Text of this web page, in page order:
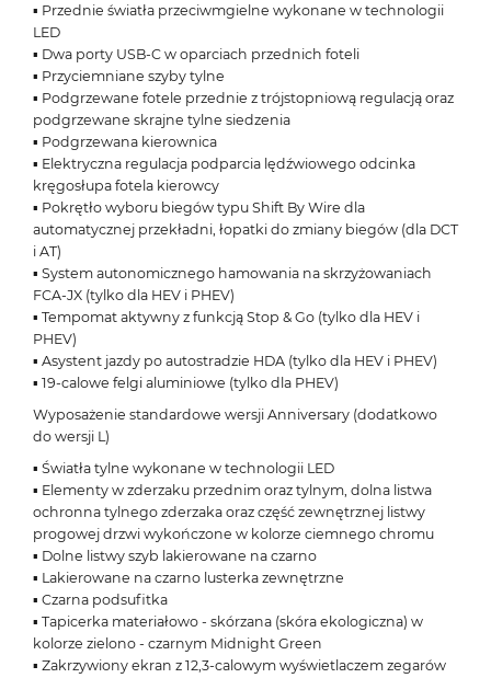
▪ Przednie światła przeciwmgielne wykonane w technologii
LED
▪ Dwa porty USB-C w oparciach przednich foteli
▪ Przyciemniane szyby tylne
▪ Podgrzewane fotele przednie z trójstopniową regulacją oraz
podgrzewane skrajne tylne siedzenia
▪ Podgrzewana kierownica
▪ Elektryczna regulacja podparcia lędźwiowego odcinka
kręgosłupa fotela kierowcy
▪ Pokrętło wyboru biegów typu Shift By Wire dla
automatycznej przekładni, łopatki do zmiany biegów (dla DCT
i AT)
▪ System autonomicznego hamowania na skrzyżowaniach
FCA-JX (tylko dla HEV i PHEV)
▪ Tempomat aktywny z funkcją Stop & Go (tylko dla HEV i
PHEV)
▪ Asystent jazdy po autostradzie HDA (tylko dla HEV i PHEV)
▪ 19-calowe felgi aluminiowe (tylko dla PHEV)
Wyposażenie standardowe wersji Anniversary (dodatkowo
do wersji L)
▪ Światła tylne wykonane w technologii LED
▪ Elementy w zderzaku przednim oraz tylnym, dolna listwa
ochronna tylnego zderzaka oraz część zewnętrznej listwy
progowej drzwi wykończone w kolorze ciemnego chromu
▪ Dolne listwy szyb lakierowane na czarno
▪ Lakierowane na czarno lusterka zewnętrzne
▪ Czarna podsufitka
▪ Tapicerka materiałowo - skórzana (skóra ekologiczna) w
kolorze zielono - czarnym Midnight Green
▪ Zakrzywiony ekran z 12,3-calowym wyświetlaczem zegarów